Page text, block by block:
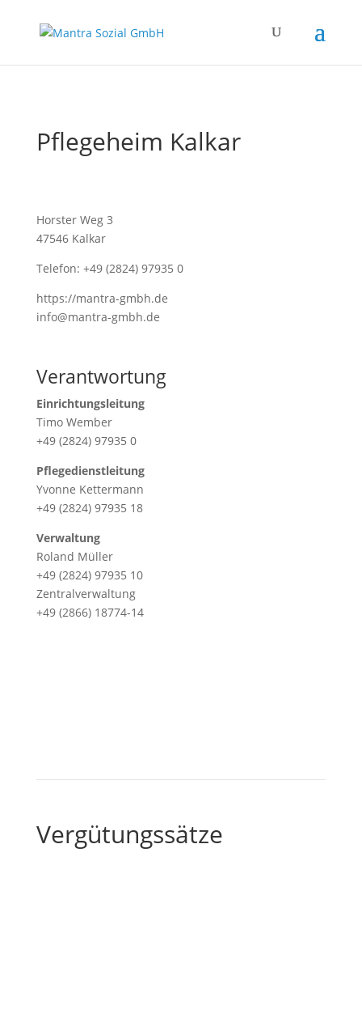
Pflegeheim Kalkar
Horster Weg 3
47546 Kalkar
Telefon: +49 (2824) 97935 0
https://mantra-gmbh.de
info@mantra-gmbh.de
Verantwortung
Einrichtungsleitung
Timo Wember
+49 (2824) 97935 0
Pflegedienstleitung
Yvonne Kettermann
+49 (2824) 97935 18
Verwaltung
Roland Müller
+49 (2824) 97935 10
Zentralverwaltung
+49 (2866) 18774-14
Vergütungssätze